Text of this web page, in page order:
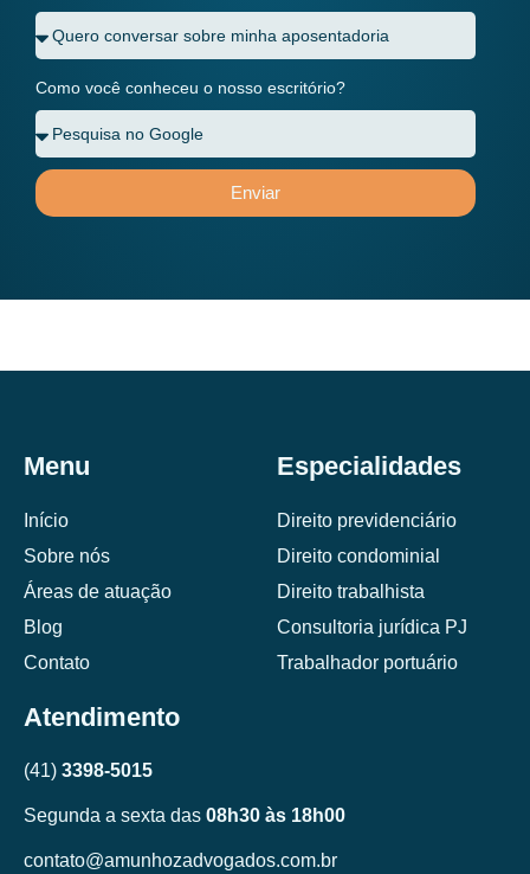
Como você conheceu o nosso escritório?
Enviar
Menu
Início
Sobre nós
Áreas de atuação
Blog
Contato
Especialidades
Direito previdenciário
Direito condominial
Direito trabalhista
Consultoria jurídica PJ
Trabalhador portuário
Atendimento
(41) 3398-5015
Segunda a sexta das 08h30 às 18h00
contato@amunhozadvogados.com.br